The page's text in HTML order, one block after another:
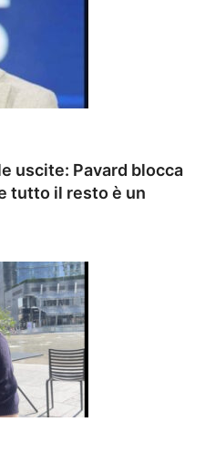
uscite: Pavard blocca
tutto il resto è un